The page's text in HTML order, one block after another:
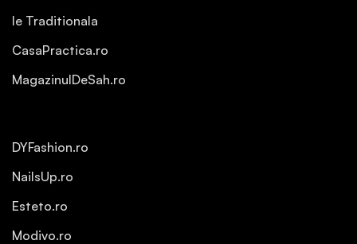
Ie Traditionala
CasaPractica.ro
MagazinulDeSah.ro
DYFashion.ro
NailsUp.ro
Esteto.ro
Modivo.ro